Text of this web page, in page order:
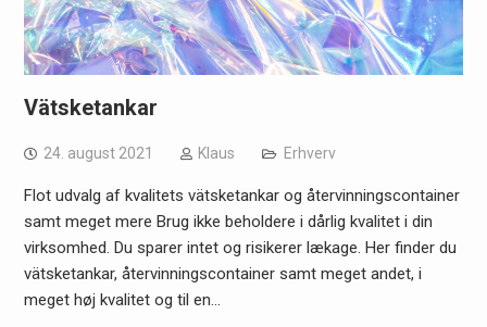
Vätsketankar
24. august 2021 Klaus Erhverv
Flot udvalg af kvalitets vätsketankar og återvinningscontainer
samt meget mere Brug ikke beholdere i dårlig kvalitet i din
virksomhed. Du sparer intet og risikerer lækage. Her finder du
vätsketankar, återvinningscontainer samt meget andet, i
meget høj kvalitet og til en…